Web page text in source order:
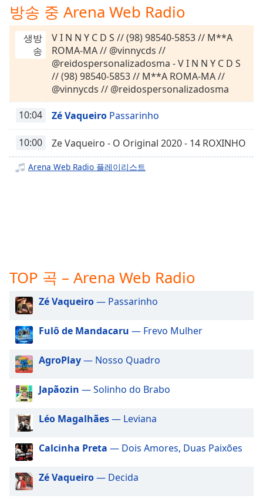
Playback
Rate
Chapters
descriptions
off,
selected
subtitles
selected
Audio
Track
Picture-
in-
Picture
Fullscreen
This
modal
window.
Beginning
방송 중 Arena Web Radio
생방
송
V I N N Y C D S // (98) 98540-5853 // M**A
ROMA-MA // @vinnycds //
@reidospersonalizadosma - V I N N Y C D S
// (98) 98540-5853 // M**A ROMA-MA //
@vinnycds // @reidospersonalizadosma
10:04 Zé Vaqueiro Passarinho
10:00 Ze Vaqueiro - O Original 2020 - 14 ROXINHO
Arena Web Radio 플레이리스트
TOP 곡 – Arena Web Radio
Zé Vaqueiro— Passarinho
Fulô de Mandacaru — Frevo Mulher
AgroPlay— Nosso Quadro
Japãozin — Solinho do Brabo
Léo Magalhães— Leviana
Calcinha Preta — Dois Amores, Duas Paixões
Zé Vaqueiro— Decida